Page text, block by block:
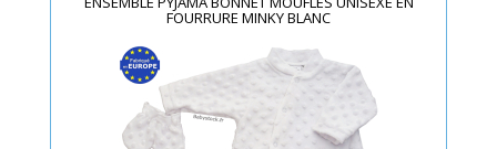
FOURRURE MINKY BLANC